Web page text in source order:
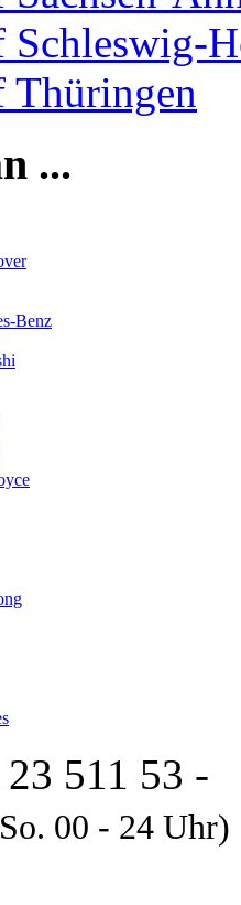
Schleswig-
Thüringen
...
Benz
511 53 -
00 - 24 Uhr)